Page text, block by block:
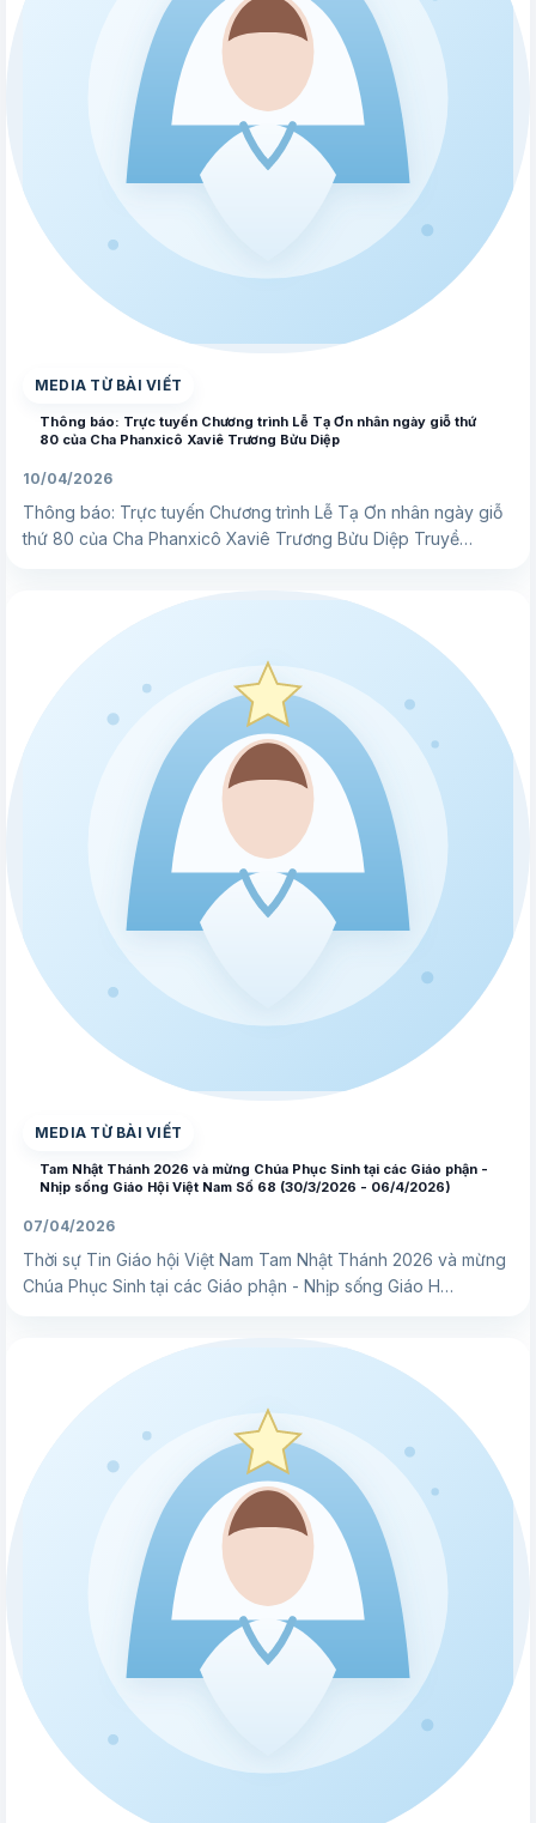
MEDIA TỪ BÀI VIẾT
Thông báo: Trực tuyến Chương trình Lễ Tạ Ơn nhân ngày giỗ thứ
80 của Cha Phanxicô Xaviê Trương Bửu Diệp
10/04/2026
Thông báo: Trực tuyến Chương trình Lễ Tạ Ơn nhân ngày giỗ
thứ 80 của Cha Phanxicô Xaviê Trương Bửu Diệp Truyề…
MEDIA TỪ BÀI VIẾT
Tam Nhật Thánh 2026 và mừng Chúa Phục Sinh tại các Giáo phận -
Nhịp sống Giáo Hội Việt Nam Số 68 (30/3/2026 - 06/4/2026)
07/04/2026
Thời sự Tin Giáo hội Việt Nam Tam Nhật Thánh 2026 và mừng
Chúa Phục Sinh tại các Giáo phận - Nhịp sống Giáo H…